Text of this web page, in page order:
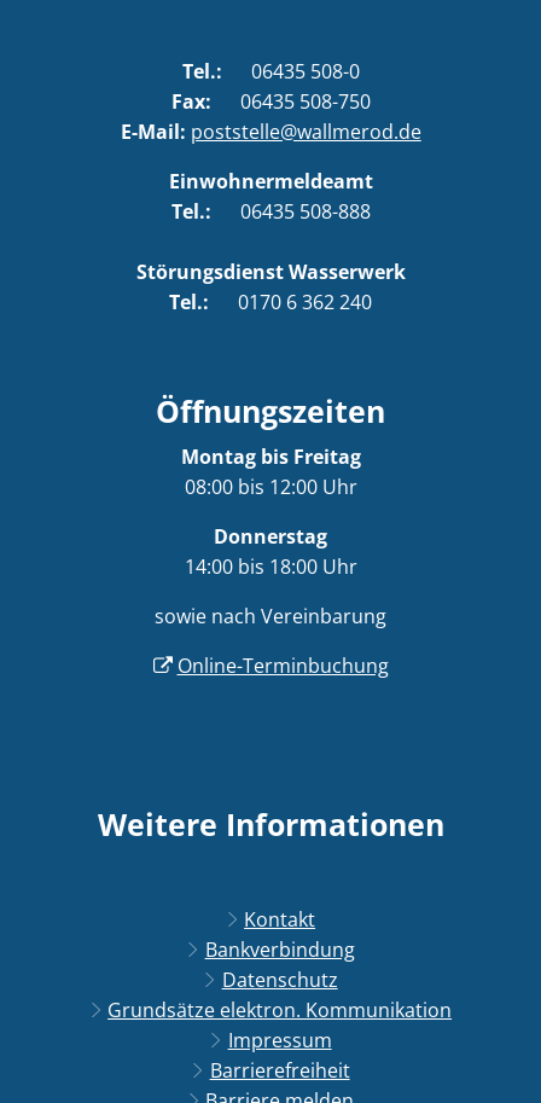
Tel.:
06435 508-0
Fax: 06435 508-750
E-Mail: poststelle@wallmerod.de
Einwohnermeldeamt
Tel.: 06435 508-888
Störungsdienst Wasserwerk
Tel.: 0170 6 362 240
Öffnungszeiten
Montag bis Freitag
08:00 bis 12:00 Uhr
Donnerstag
14:00 bis 18:00 Uhr
sowie nach Vereinbarung
Online-Terminbuchung
Weitere Informationen
Kontakt
Bankverbindung
Datenschutz
Grundsätze elektron. Kommunikation
Impressum
Barrierefreiheit